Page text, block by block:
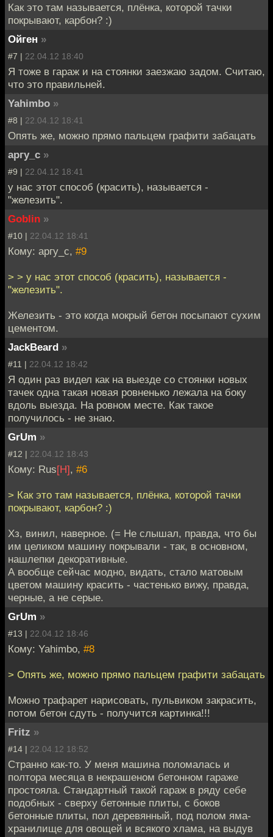
Как это там называется, плёнка, которой тачки
покрывают, карбон? :)
Ойген »
#7 | 22.04.12 18:40
Я тоже в гараж и на стоянки заезжаю задом. Считаю,
что это правильней.
Yahimbo »
#8 | 22.04.12 18:41
Опять же, можно прямо пальцем графити забацать
аргу_с »
#9 | 22.04.12 18:41
у нас этот способ (красить), называется -
"железить".
Goblin »
#10 | 22.04.12 18:41
Кому: аргу_с, #9
> > у нас этот способ (красить), называется -
"железить".
Железить - это когда мокрый бетон посыпают сухим
цементом.
JackBeard »
#11 | 22.04.12 18:42
Я один раз видел как на выезде со стоянки новых
тачек одна такая новая ровненько лежала на боку
вдоль выезда. На ровном месте. Как такое
получилось - не знаю.
GrUm »
#12 | 22.04.12 18:43
Кому: Rus[H], #6
> Как это там называется, плёнка, которой тачки
покрывают, карбон? :)
Хз, винил, наверное. (= Не слышал, правда, что бы
им целиком машину покрывали - так, в основном,
нашлепки декоративные.
А вообще сейчас модно, видать, стало матовым
цветом машину красить - частенько вижу, правда,
черные, а не серые.
GrUm »
#13 | 22.04.12 18:46
Кому: Yahimbo, #8
> Опять же, можно прямо пальцем графити забацать
Можно трафарет нарисовать, пульвиком закрасить,
потом бетон сдуть - получится картинка!!!
Fritz »
#14 | 22.04.12 18:52
Странно как-то. У меня машина поломалась и
полтора месяца в некрашеном бетонном гараже
простояла. Стандартный такой гараж в ряду себе
подобных - сверху бетонные плиты, с боков
бетонные плиты, пол деревянный, под полом яма-
хранилище для овощей и всякого хлама, на выдув